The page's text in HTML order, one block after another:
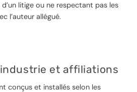
litige ou ne respectant pas les
l’auteur allégué.
et affiliations
conçus et installés selon les